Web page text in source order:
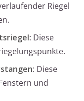
Riegel
: Diese
: Diese
und